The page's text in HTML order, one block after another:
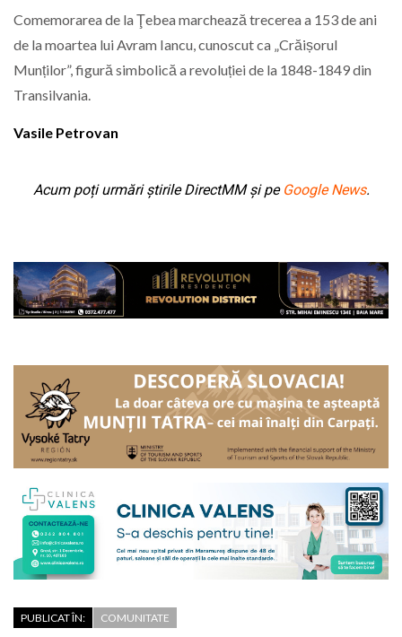
Comemorarea de la Ţebea marchează trecerea a 153 de ani
de la moartea lui Avram Iancu, cunoscut ca „Crăișorul
Munților”, figură simbolică a revoluției de la 1848-1849 din
Transilvania.
Vasile Petrovan
Acum poți urmări știrile DirectMM și pe Google News.
PUBLICAT ÎN: COMUNITATE